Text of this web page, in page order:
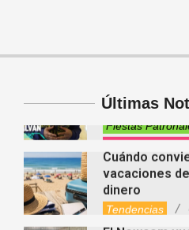
Últimas
reunió
Fiestas
Cuándo
dinero
Tendencias
El Newcom